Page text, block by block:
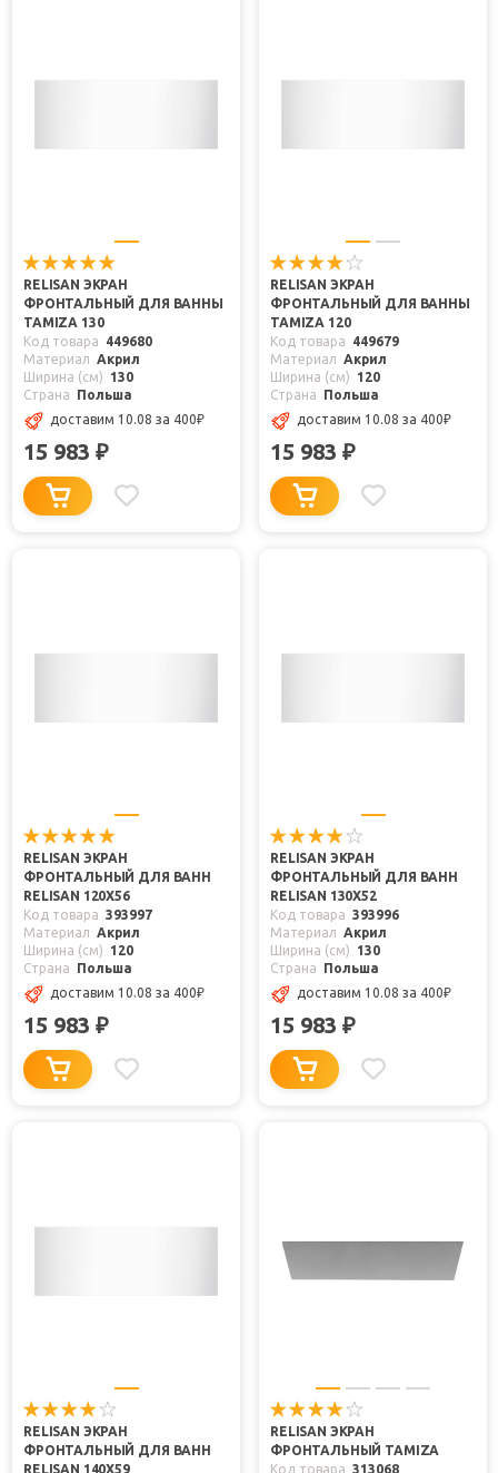
RELISAN ЭКРАН
ФРОНТАЛЬНЫЙ ДЛЯ ВАННЫ
TAMIZA 130
Код товара
449680
Материал
Акрил
Ширина (см)
130
Страна
Польша
доставим 10.08 за 400₽
15 983 ₽
RELISAN ЭКРАН
ФРОНТАЛЬНЫЙ ДЛЯ ВАННЫ
TAMIZA 120
Код товара
449679
Материал
Акрил
Ширина (см)
120
Страна
Польша
доставим 10.08 за 400₽
15 983 ₽
RELISAN ЭКРАН
ФРОНТАЛЬНЫЙ ДЛЯ ВАНН
RELISAN 120X56
Код товара 393997
Материал
Акрил
Ширина (см)
120
Страна
Польша
доставим 10.08 за 400₽
15 983 ₽
RELISAN ЭКРАН
ФРОНТАЛЬНЫЙ ДЛЯ ВАНН
RELISAN 130X52
Код товара 393996
Материал
Акрил
Ширина (см)
130
Страна
Польша
доставим 10.08 за 400₽
15 983 ₽
RELISAN ЭКРАН
ФРОНТАЛЬНЫЙ ДЛЯ ВАНН
RELISAN 140X59
RELISAN ЭКРАН
ФРОНТАЛЬНЫЙ TAMIZA
Код товара 313068